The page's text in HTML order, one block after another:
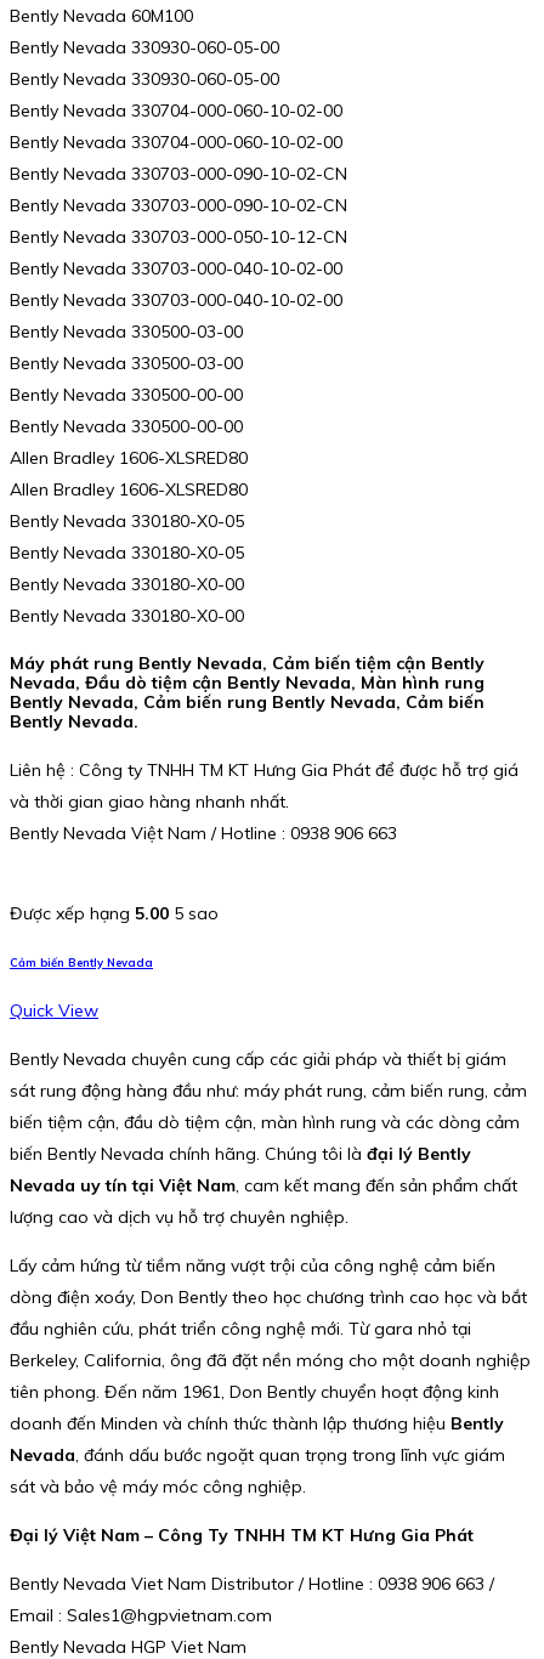
Bently Nevada 60M100
Bently Nevada 330930-060-05-00
Bently Nevada 330930-060-05-00
Bently Nevada 330704-000-060-10-02-00
Bently Nevada 330704-000-060-10-02-00
Bently Nevada 330703-000-090-10-02-CN
Bently Nevada 330703-000-090-10-02-CN
Bently Nevada 330703-000-050-10-12-CN
Bently Nevada 330703-000-040-10-02-00
Bently Nevada 330703-000-040-10-02-00
Bently Nevada 330500-03-00
Bently Nevada 330500-03-00
Bently Nevada 330500-00-00
Bently Nevada 330500-00-00
Allen Bradley 1606-XLSRED80
Allen Bradley 1606-XLSRED80
Bently Nevada 330180-X0-05
Bently Nevada 330180-X0-05
Bently Nevada 330180-X0-00
Bently Nevada 330180-X0-00
Máy phát rung Bently Nevada, Cảm biến tiệm cận Bently
Nevada, Đầu dò tiệm cận Bently Nevada, Màn hình rung
Bently Nevada, Cảm biến rung Bently Nevada, Cảm biến
Bently Nevada.
Liên hệ : Công ty TNHH TM KT Hưng Gia Phát để được hỗ trợ giá
và thời gian giao hàng nhanh nhất.
Bently Nevada Việt Nam / Hotline : 0938 906 663
Được xếp hạng 5.00 5 sao
Cảm biến Bently Nevada
Quick View
Bently Nevada chuyên cung cấp các giải pháp và thiết bị giám
sát rung động hàng đầu như: máy phát rung, cảm biến rung, cảm
biến tiệm cận, đầu dò tiệm cận, màn hình rung và các dòng cảm
biến Bently Nevada chính hãng. Chúng tôi là đại lý Bently
Nevada uy tín tại Việt Nam, cam kết mang đến sản phẩm chất
lượng cao và dịch vụ hỗ trợ chuyên nghiệp.
Lấy cảm hứng từ tiềm năng vượt trội của công nghệ cảm biến
dòng điện xoáy, Don Bently theo học chương trình cao học và bắt
đầu nghiên cứu, phát triển công nghệ mới. Từ gara nhỏ tại
Berkeley, California, ông đã đặt nền móng cho một doanh nghiệp
tiên phong. Đến năm 1961, Don Bently chuyển hoạt động kinh
doanh đến Minden và chính thức thành lập thương hiệu Bently
Nevada, đánh dấu bước ngoặt quan trọng trong lĩnh vực giám
sát và bảo vệ máy móc công nghiệp.
Đại lý Việt Nam – Công Ty TNHH TM KT Hưng Gia Phát
Bently Nevada Viet Nam Distributor / Hotline : 0938 906 663 /
Email : Sales1@hgpvietnam.com
Bently Nevada HGP Viet Nam